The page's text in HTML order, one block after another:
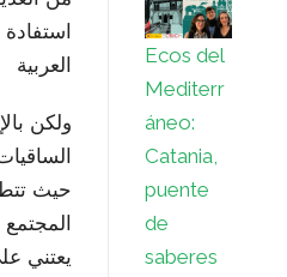
العربية
ولكن
حيث
يعتني
Ecos del
Mediterr
áneo:
Catania,
puente
de
saberes